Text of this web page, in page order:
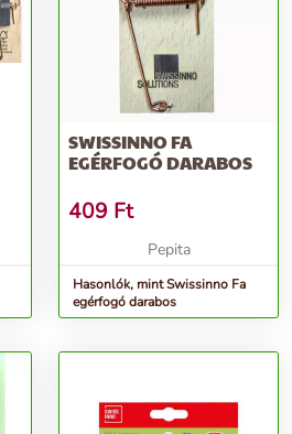
SWISSINNO FA
EGÉRFOGÓ DARABOS
409 Ft
Pepita
Hasonlók, mint Swissinno Fa
egérfogó darabos